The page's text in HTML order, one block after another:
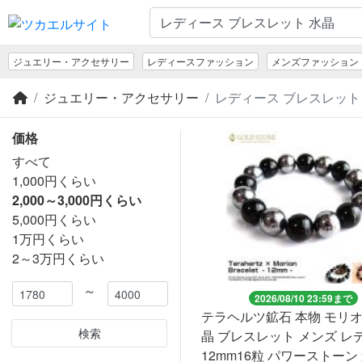
ジュエリー・アクセサリー レディースファッション メンズファッション
ジュエリー・アクセサリー レディース ブレスレッ
価格
すべて
1,000円くらい
2,000～3,000円くらい
5,000円くらい
1万円くらい
2～3万円くらい
～
検索
2026/08/10 23:59まで
テラヘルツ鉱石 本物 モリオン 黒水
晶 ブレスレット メンズ レ
12mm16粒 パワーストーン